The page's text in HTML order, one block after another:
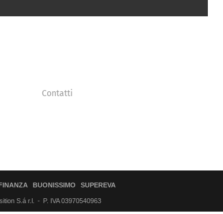
Contatti
BUONISSIMO SUPEREVA
S.á r.l. P. IVA 03970540963